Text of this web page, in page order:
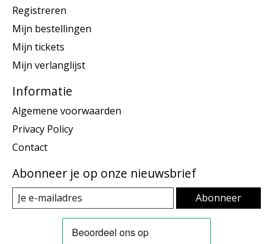
Registreren
Mijn bestellingen
Mijn tickets
Mijn verlanglijst
Informatie
Algemene voorwaarden
Privacy Policy
Contact
Abonneer je op onze nieuwsbrief
Abonneer